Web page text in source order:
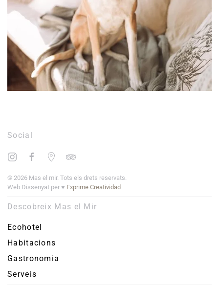
−
Social
© 2026 Mas el mir. Tots els drets reservats.
Web Dissenyat per ♥ Exprime Creatividad
Descobreix Mas el Mir
Ecohotel
Habitacions
Gastronomia
Serveis